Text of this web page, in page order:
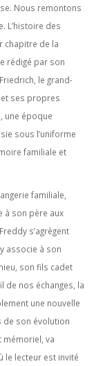
Nous remontons
L’histoire des
chapitre de la
rédigé par son
le grand-
et ses propres
une époque
sous l’uniforme
familiale et
familiale,
à son père aux
s’agrègent
associe à son
son fils cadet
de nos échanges, la
une nouvelle
de son évolution
mémoriel, va
le lecteur est invité